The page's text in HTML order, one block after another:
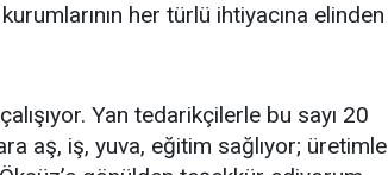
her türlü ihtiyacına elinden
Yan tedarikçilerle bu sayı 20
aş, iş, yuva, eğitim sağlıyor; üretimle